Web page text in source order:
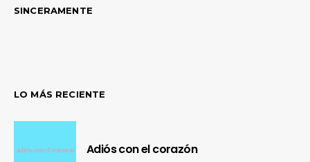
SINCERAMENTE
LO MÁS RECIENTE
Adiós con el corazón